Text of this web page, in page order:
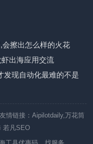
擦出怎么样的火花
出海应用交流
发现自动化最难的不是
情链接：Aipilotdaily,万花筒
若凡SEO